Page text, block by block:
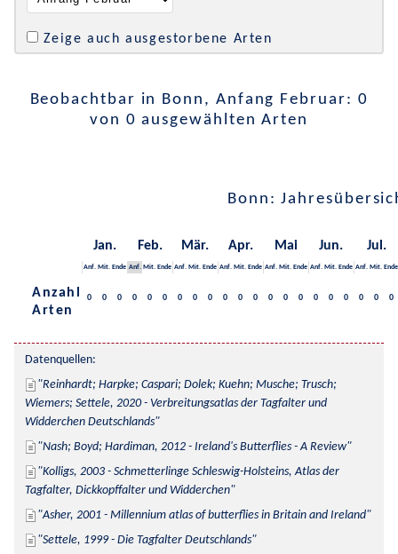
Zeige auch ausgestorbene Arten
Beobachtbar in Bonn, Anfang Februar: 0
von 0 ausgewählten Arten
Bonn:
Jan. Feb. Mär. Apr. Mai Jun. Jul.
Anf. Mit. Ende Anf. Mit. Ende Anf. Mit. Ende Anf. Mit. Ende Anf. Mit. Ende Anf. Mit. Ende Anf. Mit. Ende
Anzahl
Arten
0 0 0 0 0 0 0 0 0 0 0 0 0 0 0 0 0 0 0 0 0
Datenquellen:
Reinhardt; Harpke; Caspari; Dolek; Kuehn; Musche; Trusch;
Wiemers; Settele, 2020 - Verbreitungsatlas der Tagfalter und
Widderchen Deutschlands
Nash; Boyd; Hardiman, 2012 - Ireland's Butterflies - A Review
Kolligs, 2003 - Schmetterlinge Schleswig-Holsteins, Atlas der
Tagfalter, Dickkopffalter und Widderchen
Asher, 2001 - Millennium atlas of butterflies in Britain and Ireland
Settele, 1999 - Die Tagfalter Deutschlands